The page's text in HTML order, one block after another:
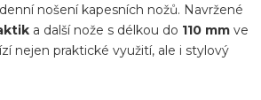
nošení kapesních nožů. Navržené
a další nože s délkou do 110 mm ve
nejen praktické využití, ale i stylový